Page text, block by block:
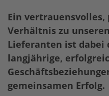
Ein
Verhältnis zu
Lieferanten ist dabei
langjährige,
gemeinsamen Erfolg.